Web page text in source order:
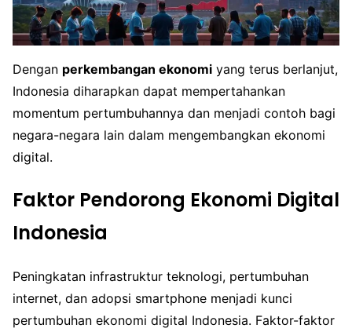
Dengan perkembangan ekonomi yang terus berlanjut,
Indonesia diharapkan dapat mempertahankan
momentum pertumbuhannya dan menjadi contoh bagi
negara-negara lain dalam mengembangkan ekonomi
digital.
Faktor Pendorong Ekonomi Digital
Indonesia
Peningkatan infrastruktur teknologi, pertumbuhan
internet, dan adopsi smartphone menjadi kunci
pertumbuhan ekonomi digital Indonesia. Faktor-faktor